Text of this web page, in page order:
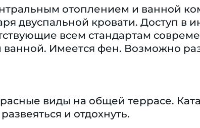
отоплением и ванной
двуспальной кровати. Доступ в
всем стандартам
Имеется фен. Возможно
виды на общей террасе.
и отдохнуть.